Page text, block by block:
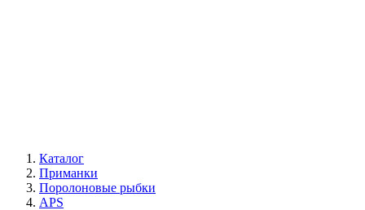
Каталог
Приманки
Поролоновые рыбки
APS